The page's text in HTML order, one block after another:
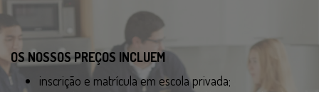
OS NOSSOS PREÇOS INCLUEM
inscrição e matrícula em escola privada;